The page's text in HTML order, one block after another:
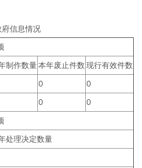
信息情况
制作数量本年废止件数 现行有效件数
0
0
0
0
处理决定数量